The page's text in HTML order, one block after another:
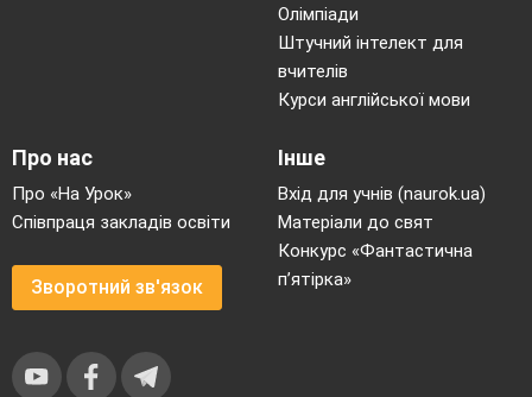
Олімпіади
Штучний інтелект для
вчителів
Курси англійської мови
Про нас
Про «На Урок»
Співпраця закладів освіти
Зворотний зв'язок
Інше
Вхід для учнів (naurok.ua)
Матеріали до свят
Конкурс «Фантастична
п’ятірка»